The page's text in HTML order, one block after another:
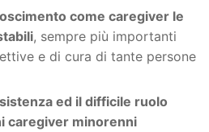
come caregiver le
, sempre più importanti
e di cura di tante persone
ed il difficile ruolo
caregiver minorenni